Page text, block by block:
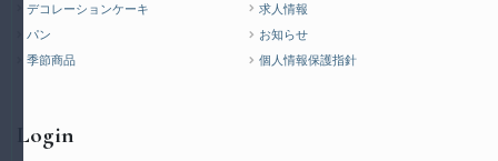
デコレーションケーキ
求人情報
パン
お知らせ
季節商品
個人情報保護指針
Login